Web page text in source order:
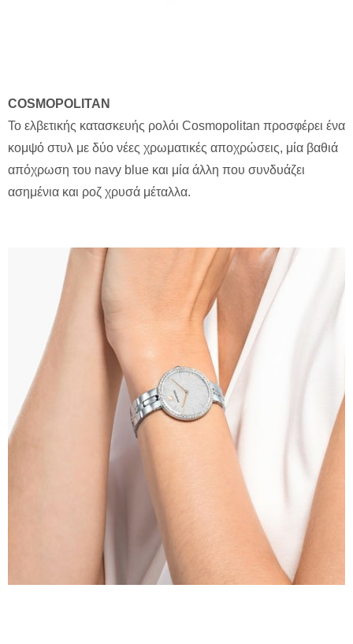
COSMOPOLITAN
Το ελβετικής κατασκευής ρολόι Cosmopolitan προσφέρει ένα
κομψό στυλ με δύο νέες χρωματικές αποχρώσεις, μία βαθιά
απόχρωση του navy blue και μία άλλη που συνδυάζει
ασημένια και ροζ χρυσά μέταλλα.